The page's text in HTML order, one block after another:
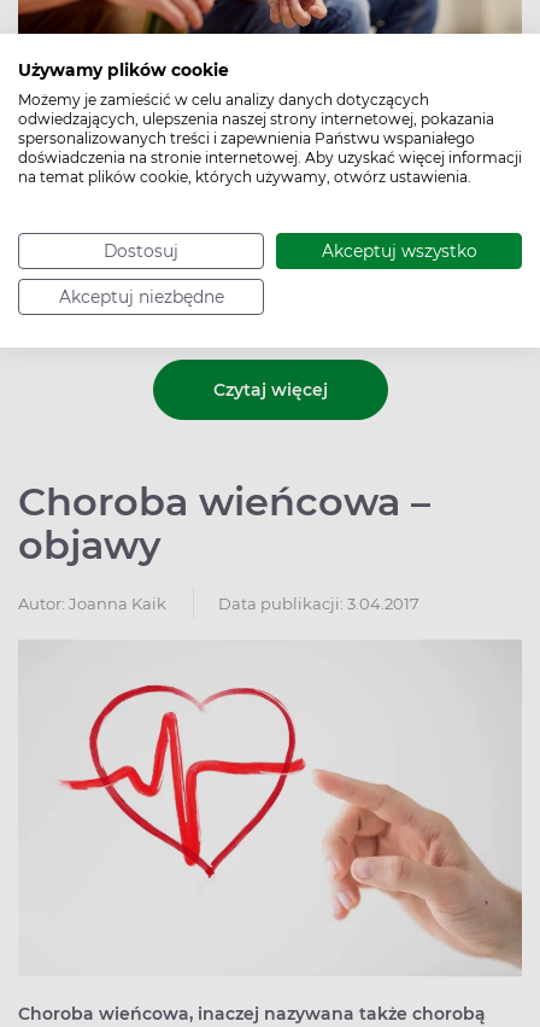
Używamy plików cookie
Możemy je zamieścić w celu analizy danych dotyczących
odwiedzających, ulepszenia naszej strony internetowej, pokazania
spersonalizowanych treści i zapewnienia Państwu wspaniałego
doświadczenia na stronie internetowej. Aby uzyskać więcej informacji
na temat plików cookie, których używamy, otwórz ustawienia.
Dostosuj Akceptuj wszystko
Akceptuj niezbędne
Niektórzy twierdzą, że niewielkie ilości alkoholu mogą
okazuje się, że nawet umiarkowane spożywanie
alkoholu może zwiększać ryzyko chorób serca, w tym
migotania przedsionków, zawału mięśnia sercowego
oraz niewydolności serca.
Czytaj więcej
Choroba wieńcowa –
objawy
Autor: Joanna Kaik Data publikacji: 3.04.2017
Choroba wieńcowa, inaczej nazywana także chorobą